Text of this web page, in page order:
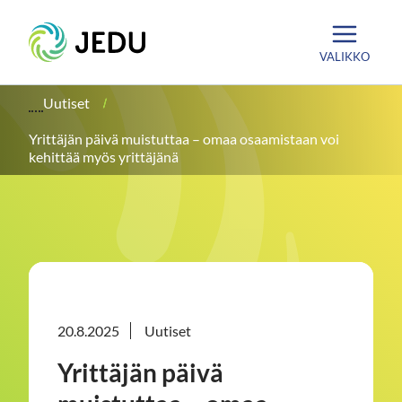
sisältöön
Etusivu
VALIKKO
Uutiset
Yrittäjän päivä muistuttaa – omaa osaamistaan voi
kehittää myös yrittäjänä
20.8.2025 Uutiset
Yrittäjän päivä